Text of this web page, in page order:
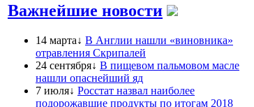
Важнейшие новости
14 марта↓ В Англии нашли «виновника»
отравления Скрипалей
24 сентября↓ В пищевом пальмовом масле
нашли опаснейший яд
7 июля↓ Росстат назвал наиболее
подорожавшие продукты по итогам 2018